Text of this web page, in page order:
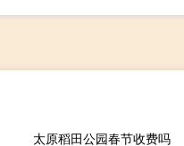
太原稻田公园春节收费吗